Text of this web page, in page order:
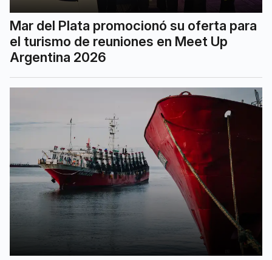
Mar del Plata promocionó su oferta para
el turismo de reuniones en Meet Up
Argentina 2026